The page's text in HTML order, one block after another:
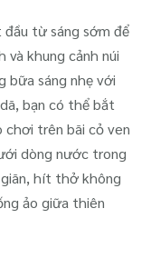
đầu từ sáng sớm để
khung cảnh núi
bữa sáng nhẹ với
bạn có thể bắt
chơi trên bãi cỏ ven
dòng nước trong
hít thở không
ảo giữa thiên